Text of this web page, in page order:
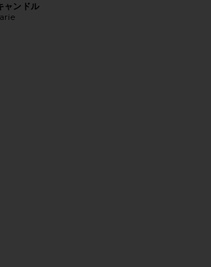
ンドル
CYTHERA AROMATIQUE ルームスプレー